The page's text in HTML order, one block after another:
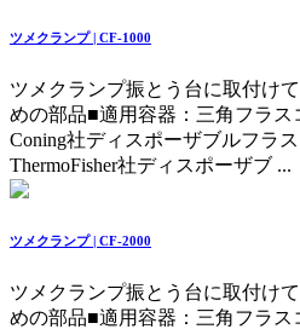
ツメクランプ | CF-1000
ツメクランプ振とう台に取付け
めの部品■適用容器：三角フラス
Coning社ディスポーザブルフラ
ThermoFisher社ディスポーザブ ...
ツメクランプ | CF-2000
ツメクランプ振とう台に取付け
めの部品■適用容器：三角フラス